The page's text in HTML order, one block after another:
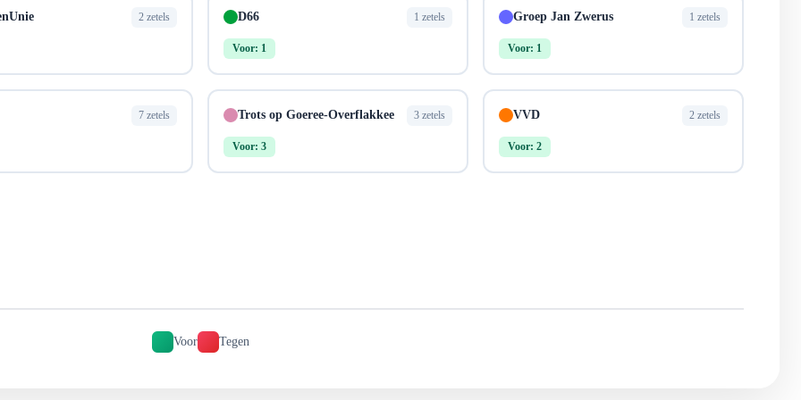
2 zetels D66 1 zetels
Voor: 1
Groep Jan Zwerus 1 zetels
Voor: 1
7 zetels Trots op Goeree-Overflakkee 3 zetels
Voor: 3
VVD 2 zetels
Voor: 2
Voor Tegen